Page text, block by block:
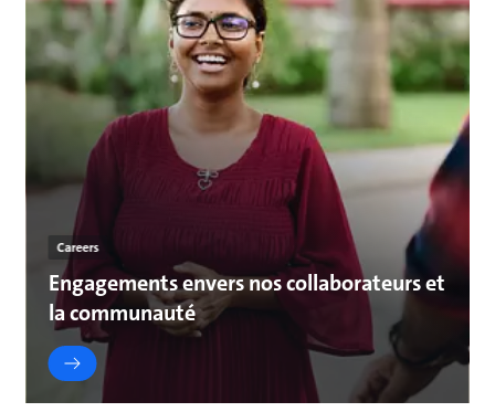
Careers
Engagements envers nos collaborateurs et
la communauté